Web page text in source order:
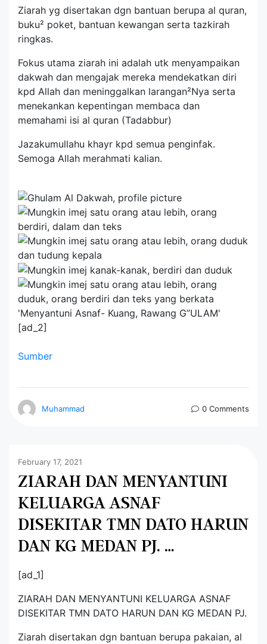
Ziarah yg disertakan dgn bantuan berupa al quran,
buku² poket, bantuan kewangan serta tazkirah
ringkas.
Fokus utama ziarah ini adalah utk menyampaikan
dakwah dan mengajak mereka mendekatkan diri
kpd Allah dan meninggalkan larangan²Nya serta
menekankan kepentingan membaca dan
memahami isi al quran (Tadabbur)
Jazakumullahu khayr kpd semua penginfak.
Semoga Allah merahmati kalian.
[ad_2]
Sumber
Muhammad 0 Comments
February 17, 2021
ZIARAH DAN MENYANTUNI
KELUARGA ASNAF
DISEKITAR TMN DATO HARUN
DAN KG MEDAN PJ. …
[ad_1]
ZIARAH DAN MENYANTUNI KELUARGA ASNAF
DISEKITAR TMN DATO HARUN DAN KG MEDAN PJ.
Ziarah disertakan dgn bantuan berupa pakaian, al